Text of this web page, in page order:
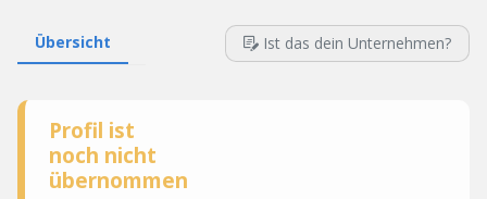
Übersicht Ist das dein Unternehmen?
Profil ist
noch nicht
übernommen